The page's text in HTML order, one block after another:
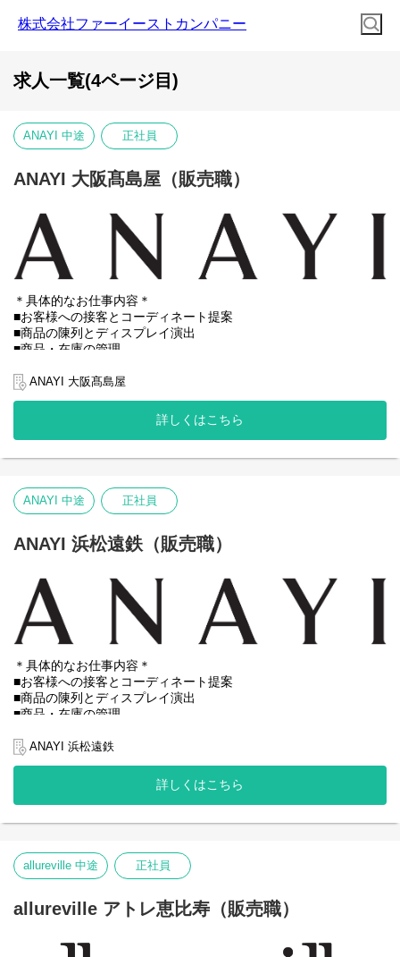
株式会社ファーイーストカンパニー
求人一覧(4ページ目)
ANAYI 中途 正社員
ANAYI 大阪髙島屋（販売職）
＊具体的なお仕事内容＊
■お客様への接客とコーディネート提案
■商品の陳列とディスプレイ演出
■商品・在庫の管理
■ECサイトでのスタイリング提案
★ホームページではスタッフおすすめのコーディネートの発信を
※試用期間：入社後6ヶ月間（待遇に変更はありません）
ANAYI 大阪髙島屋
詳しくはこちら
ANAYI 中途 正社員
ANAYI 浜松遠鉄（販売職）
＊具体的なお仕事内容＊
■お客様への接客とコーディネート提案
■商品の陳列とディスプレイ演出
■商品・在庫の管理
■ECサイトでのスタイリング提案
★ホームページではスタッフおすすめのコーディネートの発信を
※試用期間：入社後6ヶ月間（待遇に変更はありません）
ANAYI 浜松遠鉄
詳しくはこちら
allureville 中途 正社員
allureville アトレ恵比寿（販売職）